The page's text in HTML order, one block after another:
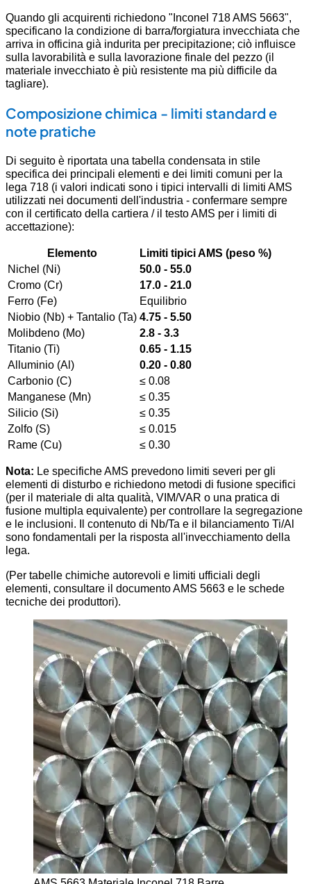
Quando gli acquirenti richiedono "Inconel 718 AMS 5663",
specificano la condizione di barra/forgiatura invecchiata che
arriva in officina già indurita per precipitazione; ciò influisce
sulla lavorabilità e sulla lavorazione finale del pezzo (il
materiale invecchiato è più resistente ma più difficile da
tagliare).
Composizione chimica - limiti standard e
note pratiche
Di seguito è riportata una tabella condensata in stile
specifica dei principali elementi e dei limiti comuni per la
lega 718 (i valori indicati sono i tipici intervalli di limiti AMS
utilizzati nei documenti dell'industria - confermare sempre
con il certificato della cartiera / il testo AMS per i limiti di
accettazione):
Elemento
Limiti tipici AMS (peso %)
Nichel (Ni)
50.0 - 55.0
Cromo (Cr)
17.0 - 21.0
Ferro (Fe)
Equilibrio
Niobio (Nb) + Tantalio (Ta) 4.75 - 5.50
Molibdeno (Mo)
2.8 - 3.3
Titanio (Ti)
0.65 - 1.15
Alluminio (Al)
0.20 - 0.80
Carbonio (C)
≤ 0.08
Manganese (Mn)
≤ 0.35
Silicio (Si)
≤ 0.35
Zolfo (S)
≤ 0.015
Rame (Cu)
≤ 0.30
Nota: Le specifiche AMS prevedono limiti severi per gli
elementi di disturbo e richiedono metodi di fusione specifici
(per il materiale di alta qualità, VIM/VAR o una pratica di
fusione multipla equivalente) per controllare la segregazione
e le inclusioni. Il contenuto di Nb/Ta e il bilanciamento Ti/Al
sono fondamentali per la risposta all'invecchiamento della
lega.
(Per tabelle chimiche autorevoli e limiti ufficiali degli
elementi, consultare il documento AMS 5663 e le schede
tecniche dei produttori).